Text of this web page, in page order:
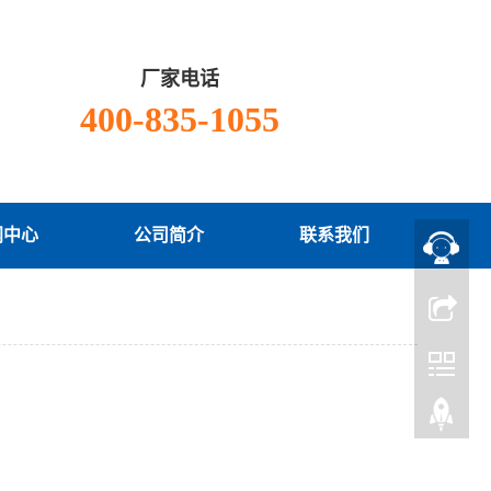
厂家电话
400-835-1055
心 公司简介 联系我们